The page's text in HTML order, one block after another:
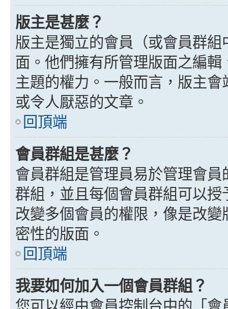
版主是甚麼？
版主是獨立的會員（或會員群
面。他們擁有所管理版面之編
主題的權力。一般而言，版主
或令人厭惡的文章。
回頂端
會員群組是甚麼？
會員群組是管理員易於管理會
群組，並且每個會員群組可以
改變多個會員的權限，像是改
密性的版面。
回頂端
我要如何加入一個會員群組？
您可以經由會員控制台中的「